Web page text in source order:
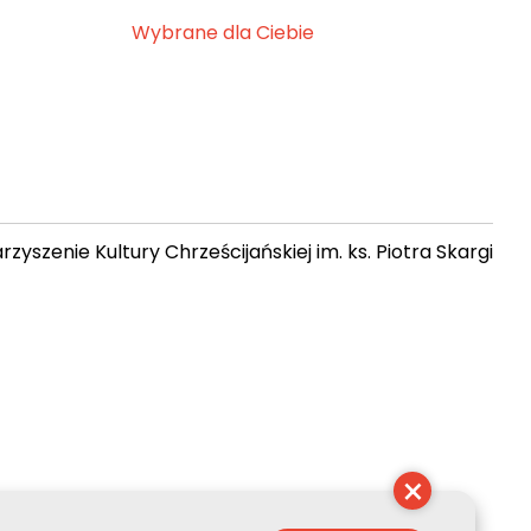
Wybrane dla Ciebie
Kultury Chrześcijańskiej im. ks. Piotra Skargi
×